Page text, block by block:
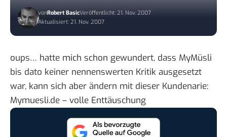
vonRobert BasicVeröffentlicht: 21. Nov. 2007
Aktualisiert: 21. Nov. 2007
oups… hatte mich schon gewundert, dass MyMüsli
bis dato keiner nennenswerten Kritik ausgesetzt
war, kann sich aber ändern mit dieser Kundenarie:
Mymuesli.de – volle Enttäuschung